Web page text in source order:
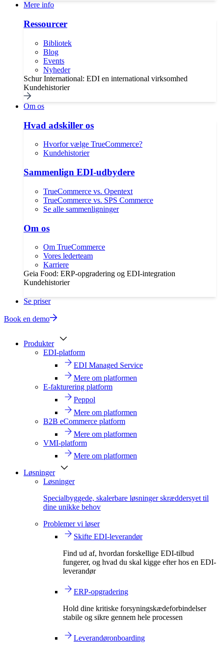
Mere info
Ressourcer
Bibliotek
Blog
Events
Nyheder
Schur International: EDI en international virksomhed
Kundehistorier
Om os
Hvad adskiller os
Hvorfor vælge TrueCommerce?
Kundehistorier
Sammenlign EDI-udbydere
TrueCommerce vs. Opentext
TrueCommerce vs. SPS Commerce
Se alle sammenligninger
Om os
Om TrueCommerce
Vores lederteam
Karriere
Geia Food: ERP-opgradering og EDI-integration
Kundehistorier
Se priser
Book en demo
Produkter
EDI-platform
EDI Managed Service
Mere om platformen
E-fakturering platform
Peppol
Mere om platformen
B2B eCommerce platform
Mere om platformen
VMI-platform
Mere om platformen
Løsninger
Løsninger
Specialbyggede, skalerbare løsninger skræddersyet til
dine unikke behov
Problemer vi løser
Skifte EDI-leverandør
Find ud af, hvordan forskellige EDI-tilbud
fungerer, og hvad du skal kigge efter hos en EDI-
leverandør
ERP-opgradering
Hold dine kritiske forsyningskædeforbindelser
stabile og sikre gennem hele processen
Leverandøronboarding